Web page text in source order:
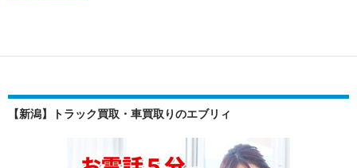
SUV！
ホ
ダ
【新潟】トラック買取・車買取りのエブリィ